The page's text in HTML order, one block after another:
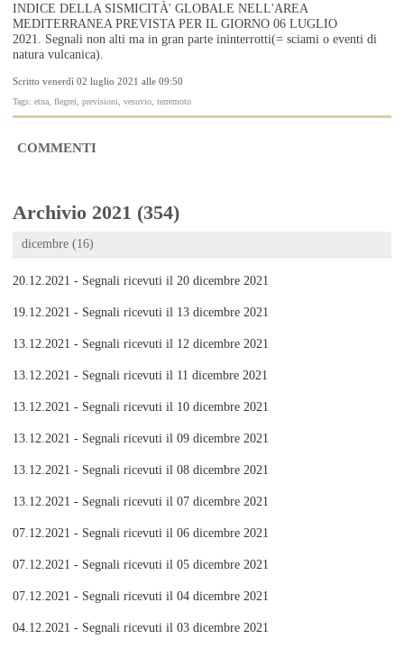
INDICE DELLA SISMICITÀ' GLOBALE NELL'AREA
MEDITERRANEA PREVISTA PER IL GIORNO 06 LUGLIO
2021. Segnali non alti ma in gran parte ininterrotti(= sciami o eventi di
natura vulcanica).
Scritto venerdì 02 luglio 2021 alle 09:50
Tags: etna, flegrei, previsioni, vesuvio, terremoto
COMMENTI
Archivio 2021 (354)
dicembre (16)
20.12.2021 - Segnali ricevuti il 20 dicembre 2021
19.12.2021 - Segnali ricevuti il 13 dicembre 2021
13.12.2021 - Segnali ricevuti il 12 dicembre 2021
13.12.2021 - Segnali ricevuti il 11 dicembre 2021
13.12.2021 - Segnali ricevuti il 10 dicembre 2021
13.12.2021 - Segnali ricevuti il 09 dicembre 2021
13.12.2021 - Segnali ricevuti il 08 dicembre 2021
13.12.2021 - Segnali ricevuti il 07 dicembre 2021
07.12.2021 - Segnali ricevuti il 06 dicembre 2021
07.12.2021 - Segnali ricevuti il 05 dicembre 2021
07.12.2021 - Segnali ricevuti il 04 dicembre 2021
04.12.2021 - Segnali ricevuti il 03 dicembre 2021